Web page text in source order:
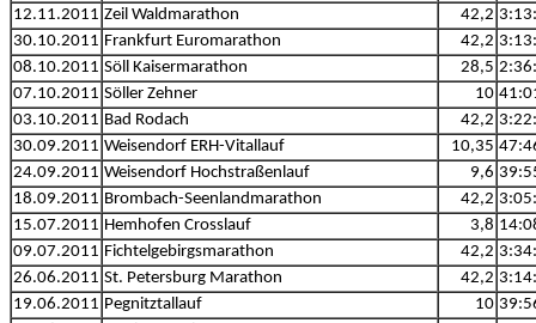
12.11.2011 Zeil Waldmarathon 42,2
30.10.2011 Frankfurt Euromarathon 42,2
08.10.2011 Söll Kaisermarathon 28,5
07.10.2011 Söller Zehner 10
03.10.2011 Bad Rodach 42,2
30.09.2011 Weisendorf ERH-Vitallauf 10,35
24.09.2011 Weisendorf Hochstraßenlauf 9,6
18.09.2011 Brombach-Seenlandmarathon 42,2
15.07.2011 Hemhofen Crosslauf 3,8
09.07.2011 Fichtelgebirgsmarathon 42,2
26.06.2011 St. Petersburg Marathon 42,2
19.06.2011 Pegnitztallauf 10